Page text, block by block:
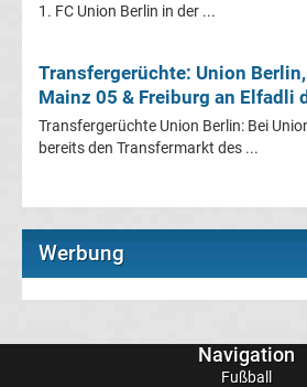
Energie
Cottbus
Transfergerüchte
Augsburg
FC
1. FC Union Berlin in der ...
Transfergerüchte: Union
Mainz 05 & Freiburg an Elfadli
Transfergerüchte Union Berlin: Bei
bereits den Transfermarkt des ...
Werbung
Navigation
Fußball